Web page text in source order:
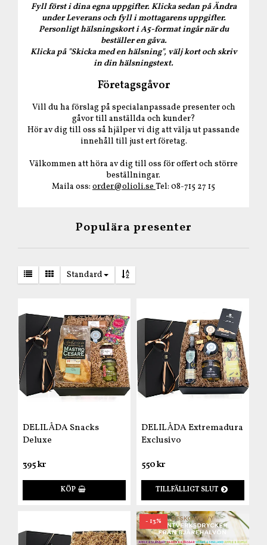
Fyll först i dina egna uppgifter. Klicka sedan på Ändra
under Leverans och fyll i mottagarens uppgifter.
Personligt hälsningskort i A5-format ingår när du
beställer en gåva.
Klicka på "Skicka med en hälsning", välj kort och skriv
in din hälsningstext.
Företagsgåvor
Vill du ha förslag på specialanpassade presenter och
gåvor till anställda och kunder?
Hör av dig till oss så hjälper vi dig att välja ut passande
innehåll till just ert företag.
Välkommen att höra av dig till oss för offert och större
beställningar.
Maila oss: order@olioli.seTel: 08-715 27 15
Populära presenter
Standard
DELILÅDA Snacks
Deluxe
395 kr
KÖP
DELILÅDA Extremadura
Exclusivo
550 kr
TILLFÄLLIGT SLUT
- 13%